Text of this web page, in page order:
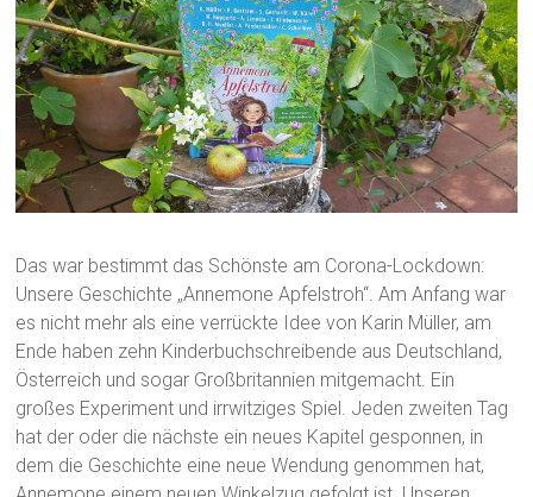
Das war bestimmt das Schönste am Corona-Lockdown:
Unsere Geschichte „Annemone Apfelstroh“. Am Anfang war
es nicht mehr als eine verrückte Idee von Karin Müller, am
Ende haben zehn Kinderbuchschreibende aus Deutschland,
Österreich und sogar Großbritannien mitgemacht. Ein
großes Experiment und irrwitziges Spiel. Jeden zweiten Tag
hat der oder die nächste ein neues Kapitel gesponnen, in
dem die Geschichte eine neue Wendung genommen hat,